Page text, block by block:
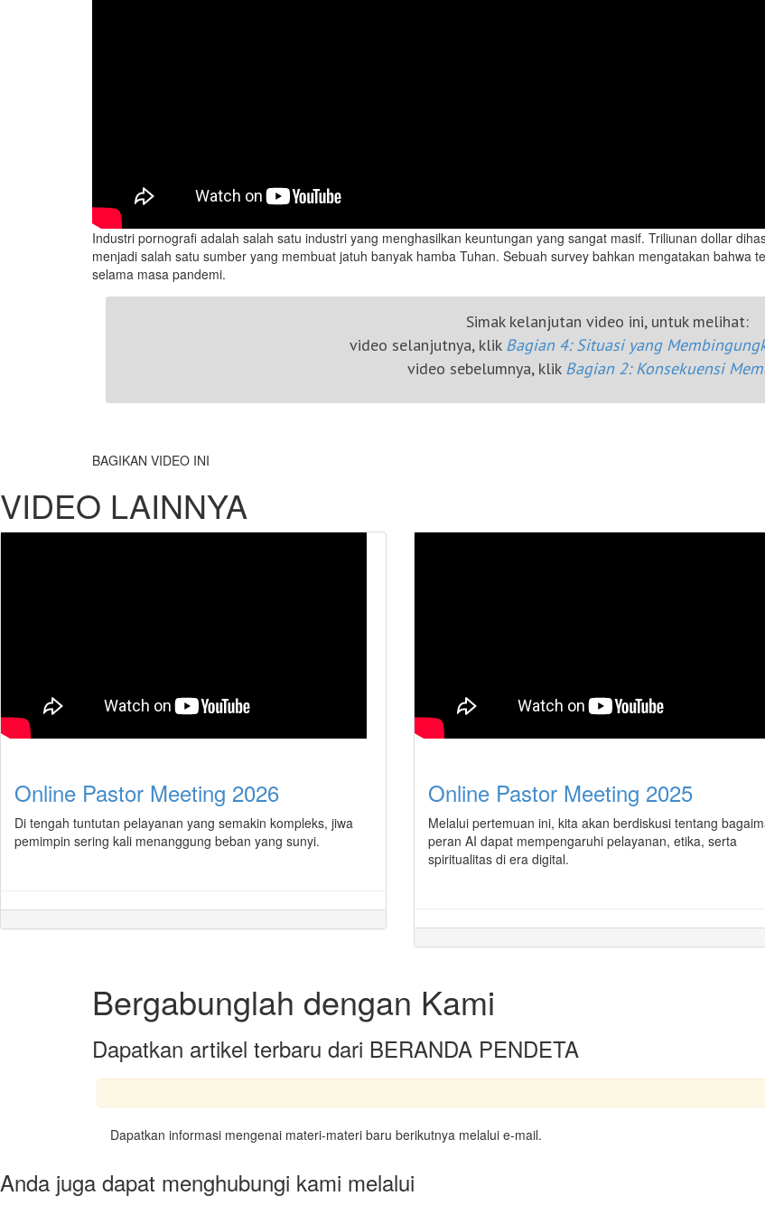
Industri pornografi adalah salah satu industri yang menghasilkan keuntungan yang sangat masif. Triliunan dollar
menjadi salah satu sumber yang membuat jatuh banyak hamba Tuhan. Sebuah survey bahkan mengatakan bahwa
selama masa pandemi.
Simak kelanjutan video ini, untuk melihat:
video selanjutnya, klik Bagian 4: Situasi yang
video sebelumnya, klik Bagian 2: Konsekuensi
BAGIKAN VIDEO INI
VIDEO LAINNYA
Online Pastor Meeting 2026
Di tengah tuntutan pelayanan yang semakin kompleks, jiwa
pemimpin sering kali menanggung beban yang sunyi.
Online Pastor Meeting 2025
Melalui pertemuan ini, kita akan berdiskusi tentang
peran AI dapat mempengaruhi pelayanan, etika, serta
spiritualitas di era digital.
Bergabunglah dengan Kami
Dapatkan artikel terbaru dari BERANDA PENDETA
Dapatkan informasi mengenai materi-materi baru berikutnya melalui e-mail.
Anda juga dapat menghubungi kami melalui